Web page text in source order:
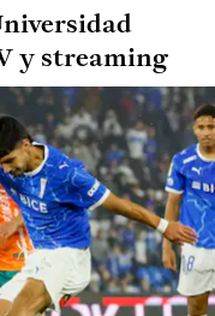
y streaming